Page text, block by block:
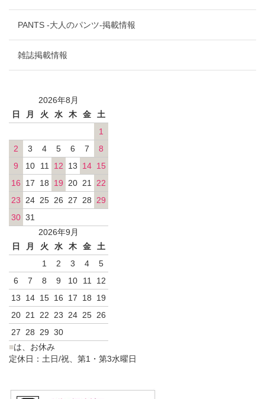
PANTS -大人のパンツ-掲載情報
雑誌掲載情報
2026年8月
日
月 火 水 木 金
土
1
2
3 4 5 6 7
8
9
10 11 12 13 14 15
16
17 18 19 20 21
22
23
24 25 26 27 28
29
30 31
2026年9月
日
月 火 水 木 金
土
1
2 3 4
5
6
7 8 9 10 11
12
13
14 15 16 17 18
19
20 21 22 23 24 25 26
27
28 29 30
■は、お休み
定休日：土日/祝、第1・第3水曜日